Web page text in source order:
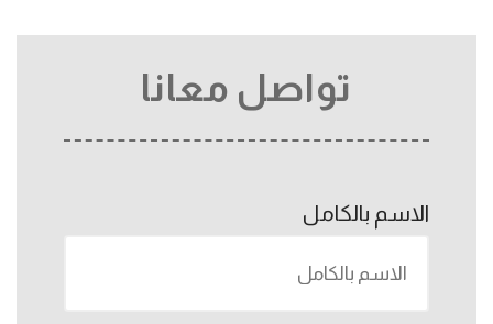
تواصل معانا
الاسم بالكامل